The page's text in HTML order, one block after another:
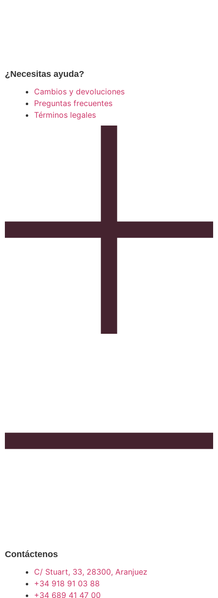
¿Necesitas ayuda?
Cambios y devoluciones
Preguntas frecuentes
Términos legales
Contáctenos
C/ Stuart, 33, 28300, Aranjuez
+34 918 91 03 88
+34 689 41 47 00